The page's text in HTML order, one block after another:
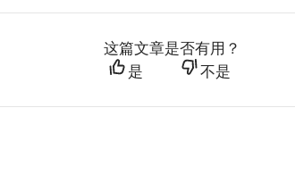
这篇文章是否有用？
是
不是